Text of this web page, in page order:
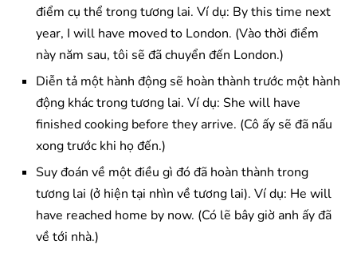
điểm cụ thể trong tương lai. Ví dụ: By this time next
year, I will have moved to London. (Vào thời điểm
này năm sau, tôi sẽ đã chuyển đến London.)
Diễn tả một hành động sẽ hoàn thành trước một hành
động khác trong tương lai. Ví dụ: She will have
finished cooking before they arrive. (Cô ấy sẽ đã nấu
xong trước khi họ đến.)
Suy đoán về một điều gì đó đã hoàn thành trong
tương lai (ở hiện tại nhìn về tương lai). Ví dụ: He will
have reached home by now. (Có lẽ bây giờ anh ấy đã
về tới nhà.)